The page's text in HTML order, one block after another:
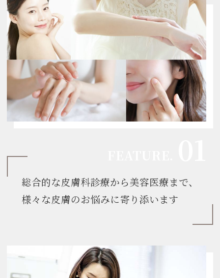
総合的な皮膚科診療から美容医療まで、
様々な皮膚のお悩みに寄り添います